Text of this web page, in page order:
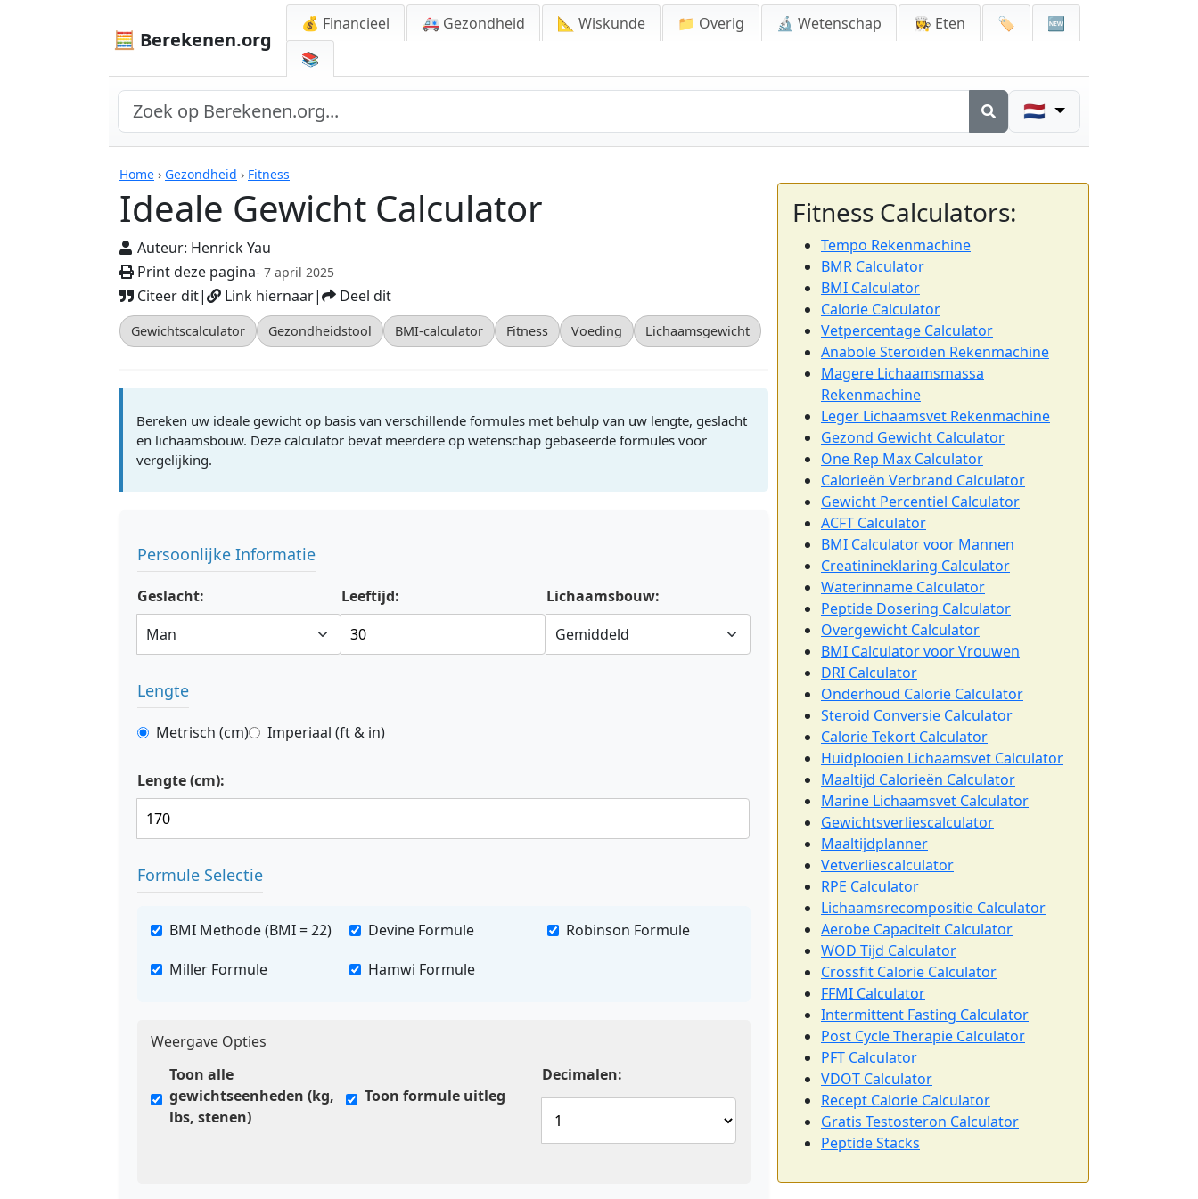
🧮 Berekenen.org
💰 Financieel 🚑 Gezondheid 📐 Wiskunde 📁 Overig 🔬 Wetenschap 👩‍🍳 Eten 🏷️
🆕
📚
🇳🇱
Home › Gezondheid › Fitness
Ideale Gewicht Calculator
Auteur: Henrick Yau
Print deze pagina- 7 april 2025
Citeer dit| Link hiernaar| Deel dit
Gewichtscalculator Gezondheidstool BMI-calculator Fitness Voeding Lichaamsgewicht
Ideale Gewicht Calculator
Bereken uw ideale gewicht op basis van verschillende formules met behulp van uw lengte, geslacht
en lichaamsbouw. Deze calculator bevat meerdere op wetenschap gebaseerde formules voor
vergelijking.
Persoonlijke Informatie
Geslacht: Leeftijd: Lichaamsbouw:
Lengte
Metrisch (cm) Imperiaal (ft & in)
Lengte (cm):
Formule Selectie
BMI Methode (BMI = 22) Devine Formule
Robinson Formule
Miller Formule
Hamwi Formule
Weergave Opties
Toon alle
gewichtseenheden (kg,
lbs, stenen)
Toon formule uitleg
Decimalen:
Fitness Calculators:
Tempo Rekenmachine
BMR Calculator
BMI Calculator
Calorie Calculator
Vetpercentage Calculator
Anabole Steroïden Rekenmachine
Magere Lichaamsmassa
Rekenmachine
Leger Lichaamsvet Rekenmachine
Gezond Gewicht Calculator
One Rep Max Calculator
Calorieën Verbrand Calculator
Gewicht Percentiel Calculator
ACFT Calculator
BMI Calculator voor Mannen
Creatinineklaring Calculator
Waterinname Calculator
Peptide Dosering Calculator
Overgewicht Calculator
BMI Calculator voor Vrouwen
DRI Calculator
Onderhoud Calorie Calculator
Steroid Conversie Calculator
Calorie Tekort Calculator
Huidplooien Lichaamsvet Calculator
Maaltijd Calorieën Calculator
Marine Lichaamsvet Calculator
Gewichtsverliescalculator
Maaltijdplanner
Vetverliescalculator
RPE Calculator
Lichaamsrecompositie Calculator
Aerobe Capaciteit Calculator
WOD Tijd Calculator
Crossfit Calorie Calculator
FFMI Calculator
Intermittent Fasting Calculator
Post Cycle Therapie Calculator
PFT Calculator
VDOT Calculator
Recept Calorie Calculator
Gratis Testosteron Calculator
Peptide Stacks